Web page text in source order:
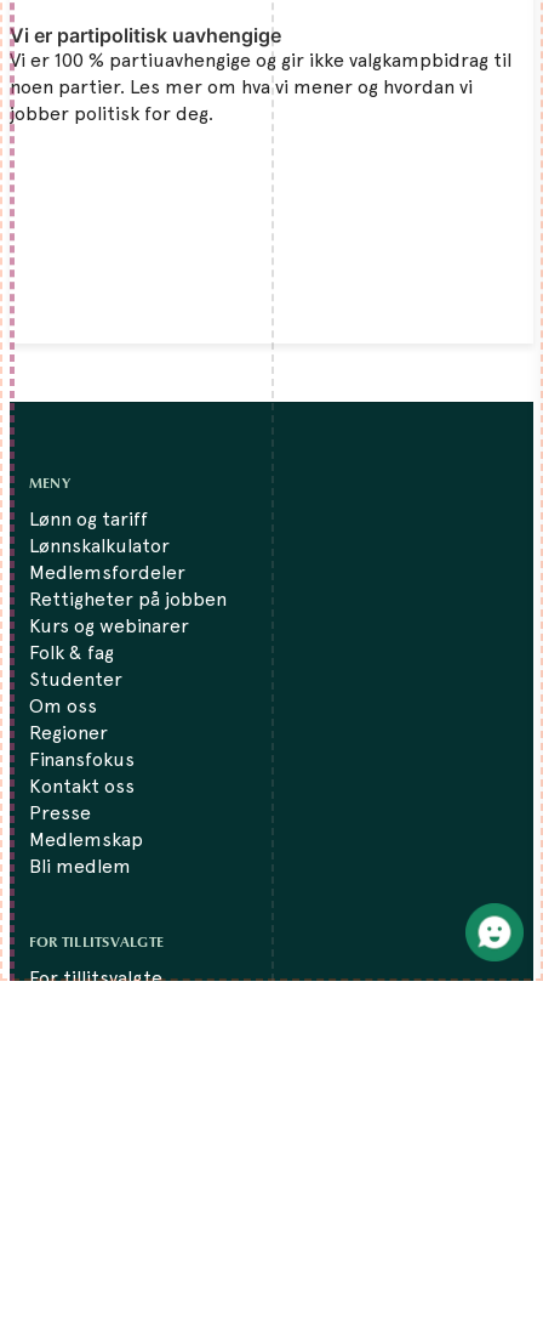
Vi er partipolitisk uavhengige
Vi er 100 % partiuavhengige og gir ikke valgkampbidrag til
noen partier. Les mer om hva vi mener og hvordan vi
jobber politisk for deg.
MENY
Lønn og tariff
Lønnskalkulator
Medlemsfordeler
Rettigheter på jobben
Kurs og webinarer
Folk & fag
Studenter
Om oss
Regioner
Finansfokus
Kontakt oss
Presse
Medlemskap
Bli medlem
FOR TILLITSVALGTE
For tillitsvalgte